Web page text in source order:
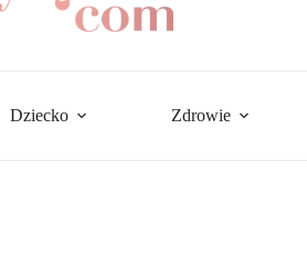
Dziecko Zdrowie